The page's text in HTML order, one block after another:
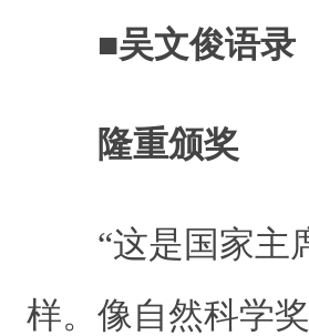
■吴文俊语录
隆重颁奖
“这是国家主席
样。像自然科学